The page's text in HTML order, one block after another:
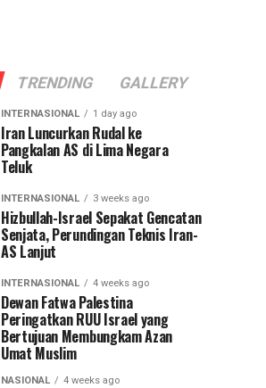
TRENDING GALLERY
INTERNASIONAL 1 day ago
Iran Luncurkan Rudal ke
Pangkalan AS di Lima Negara
Teluk
INTERNASIONAL 3 weeks ago
Hizbullah-Israel Sepakat Gencatan
Senjata, Perundingan Teknis Iran-
AS Lanjut
INTERNASIONAL 4 weeks ago
Dewan Fatwa Palestina
Peringatkan RUU Israel yang
Bertujuan Membungkam Azan
Umat Muslim
NASIONAL 4 weeks ago